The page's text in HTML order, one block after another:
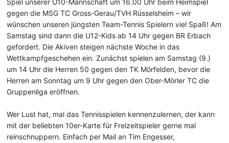
Spiel unserer U10-Mannschaft um 16.00 Uhr beim Heimspiel
gegen die MSG TC Gross-Gerau/TVH Rüsselsheim – wir
wünschen unseren jüngsten Team-Tennis Spielern viel Spaß! Am
Samstag sind dann die U12-Kids ab 14 Uhr gegen BR Erbach
gefordert. Die Akiven steigen nächste Woche in das
Wettkampfgeschehen ein. Zunächst spielen am Samstag (9.)
um 14 Uhr die Herren 50 gegen den TK Mörfelden, bevor die
Herren am Sonntag um 9 Uhr gegen den Ober-Mörler TC die
Gruppenliga eröffnen.
Wer Lust hat, mal das Tennisspielen kennenzulernen, der kann
mit der beliebten 10er-Karte für Freizeitspieler gerne mal
reinschnuppern. Einfach per Mail an Tim Engesser,